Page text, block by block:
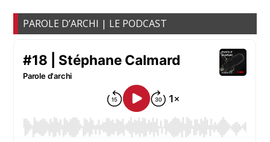
PAROLE D’ARCHI | LE PODCAST